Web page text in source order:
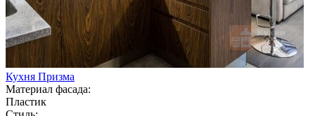
Кухня Призма
Материал фасада:
Пластик